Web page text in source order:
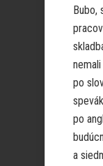
Bubo,
po
po
a